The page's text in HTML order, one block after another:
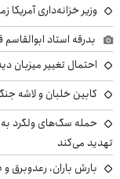
وزیر خزانه‌داری آمریکا
بدرقه استاد
احتمال تغییر میزبان
کابین خلبان و لاشه جنگنده اف-۱۵ آمریکایی که با
تهدید می‌کند
بارش باران،